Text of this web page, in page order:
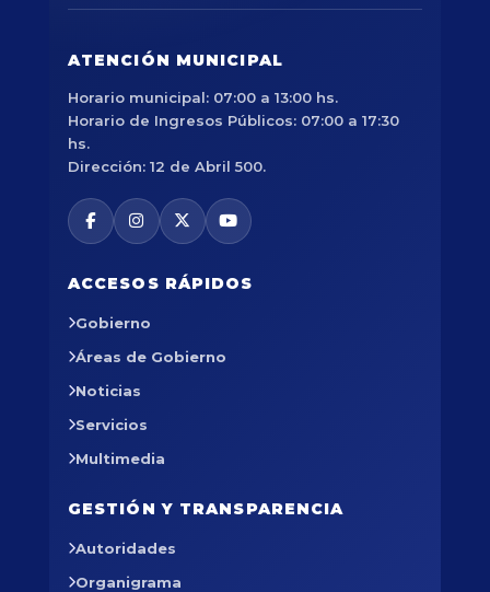
ATENCIÓN MUNICIPAL
Horario municipal: 07:00 a 13:00 hs.
Horario de Ingresos Públicos: 07:00 a 17:30
hs.
Dirección: 12 de Abril 500.
ACCESOS RÁPIDOS
Gobierno
Áreas de Gobierno
Noticias
Servicios
Multimedia
GESTIÓN Y TRANSPARENCIA
Autoridades
Organigrama